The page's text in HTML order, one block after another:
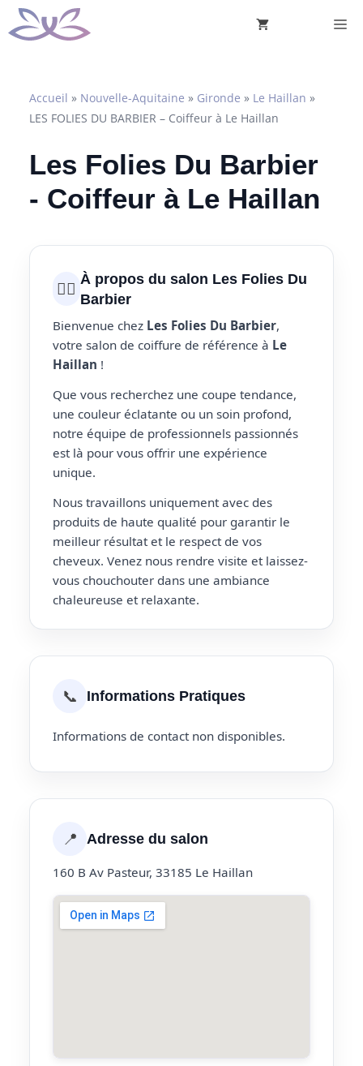
Aller
au
Accueil » Nouvelle-Aquitaine » Gironde » Le Haillan »
LES FOLIES DU BARBIER – Coiffeur à Le Haillan
Les Folies Du Barbier
- Coiffeur à Le Haillan
💇‍♀️ À propos du salon Les Folies Du
Barbier
Bienvenue chez Les Folies Du Barbier,
votre salon de coiffure de référence à Le
Haillan !
Que vous recherchez une coupe tendance,
une couleur éclatante ou un soin profond,
notre équipe de professionnels passionnés
est là pour vous offrir une expérience
unique.
Nous travaillons uniquement avec des
produits de haute qualité pour garantir le
meilleur résultat et le respect de vos
cheveux. Venez nous rendre visite et laissez-
vous chouchouter dans une ambiance
chaleureuse et relaxante.
📞 Informations Pratiques
Informations de contact non disponibles.
📍 Adresse du salon
160 B Av Pasteur, 33185 Le Haillan